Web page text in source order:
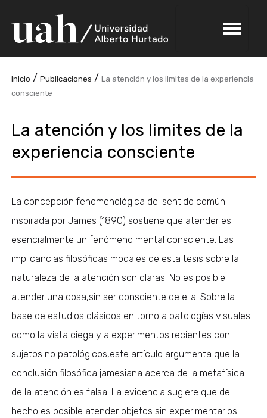
Inicio /Publicaciones /La atención y los limites de la experiencia
consciente
La atención y los limites de la
experiencia consciente
La concepción fenomenológica del sentido común
inspirada por James (1890) sostiene que atender es
esencialmente un fenómeno mental consciente. Las
implicancias filosóficas modales de esta tesis sobre la
naturaleza de la atención son claras. No es posible
atender una cosa,sin ser consciente de ella. Sobre la
base de estudios clásicos en torno a patologías visuales
como la vista ciega y a experimentos recientes con
sujetos no patológicos,este artículo argumenta que la
conclusión filosófica jamesiana acerca de la metafísica
de la atención es falsa. La evidencia sugiere que de
hecho es posible atender objetos sin experimentarlos